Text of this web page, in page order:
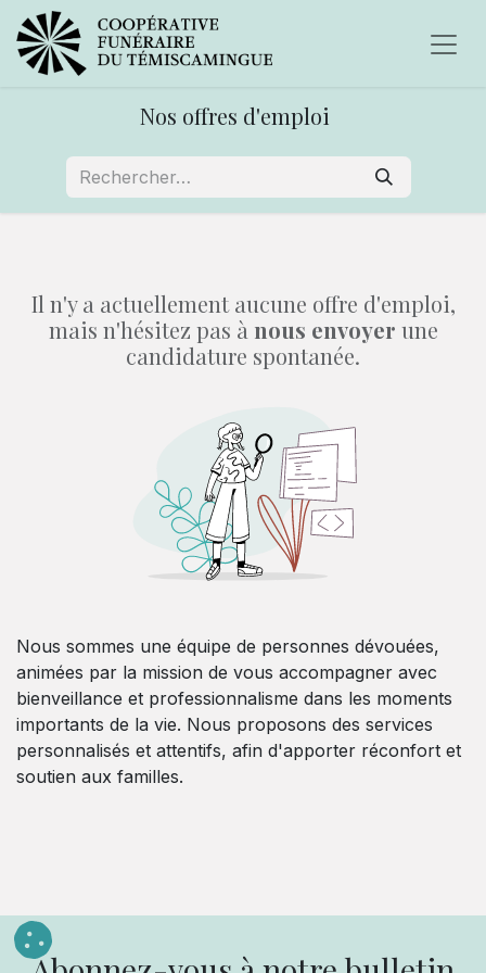
Nos offres d'emploi
Il n'y a actuellement aucune offre d'emploi,
mais n'hésitez pas à nous envoyer une
candidature spontanée.
Nous sommes une équipe de personnes dévouées,
animées par la mission de vous accompagner avec
bienveillance et professionnalisme dans les moments
importants de la vie. Nous proposons des services
personnalisés et attentifs, afin d'apporter réconfort et
soutien aux familles.